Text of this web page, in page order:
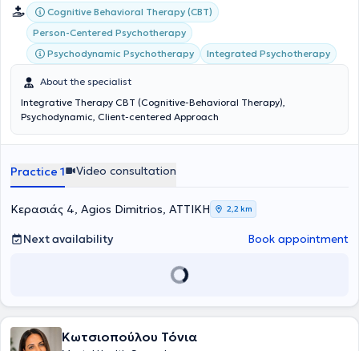
Cognitive Behavioral Therapy (CBT)
Person-Centered Psychotherapy
Psychodynamic Psychotherapy
Integrated Psychotherapy
About the specialist
Integrative Therapy CBT (Cognitive-Behavioral Therapy),
Psychodynamic, Client-centered Approach
Practice 1 Video consultation
Κερασιάς 4, Agios Dimitrios, ΑΤΤΙΚΗ 2,2 km
Next availability Book appointment
Κωτσιοπούλου Τόνια